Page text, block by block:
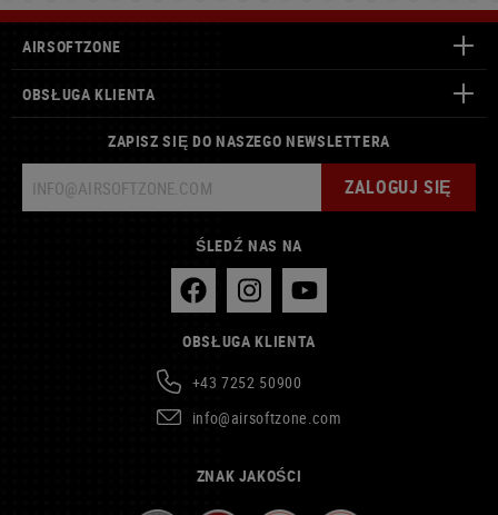
AIRSOFTZONE
OBSŁUGA KLIENTA
ZAPISZ SIĘ DO NASZEGO NEWSLETTERA
ZALOGUJ SIĘ
ŚLEDŹ NAS NA
OBSŁUGA KLIENTA
+43 7252 50900
info@airsoftzone.com
ZNAK JAKOŚCI